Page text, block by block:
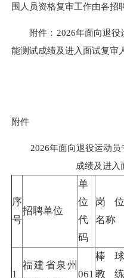
围人员资格复审工作由各招
附件：2026年面向退役
能测试成绩及进入面试复审
附件
2026年面向退役运动员
成绩及进入
序
号
招聘单位
单
位
代
码
岗位
名称
1
福建省泉州
061
棒球
教练